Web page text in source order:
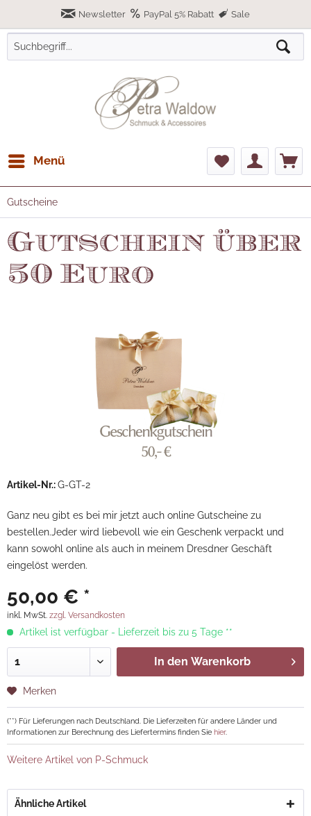
Newsletter PayPal 5% Rabatt Sale
Menü
Gutscheine
Gutschein über
50 Euro
Artikel-Nr.:G-GT-2
Ganz neu gibt es bei mir jetzt auch online Gutscheine zu
bestellen.Jeder wird liebevoll wie ein Geschenk verpackt und
kann sowohl online als auch in meinem Dresdner Geschäft
eingelöst werden.
50,00 € *
inkl. MwSt. zzgl. Versandkosten
Artikel ist verfügbar - Lieferzeit bis zu 5 Tage **
In den Warenkorb
Merken
(**) Für Lieferungen nach Deutschland. Die Lieferzeiten für andere Länder und
Informationen zur Berechnung des Liefertermins finden Sie hier.
Weitere Artikel von P-Schmuck
Ähnliche Artikel